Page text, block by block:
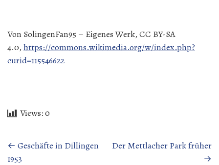
Von SolingenFan95 – Eigenes Werk, CC BY-SA
4.0, https://commons.wikimedia.org/w/index.php?
curid=115546622
Views:0
Beitragsnavigation
← Geschäfte in Dillingen
1953
Der Mettlacher Park früher
→